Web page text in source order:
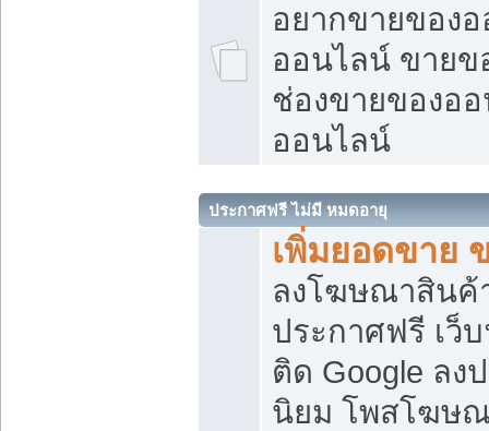
อยากขายของ
ออนไลน์ ขายข
ช่องขายของอ
ออนไลน์
ประกาศฟรี ไม่มี หมดอายุ
เพิ่มยอดขาย
ลงโฆษณาสิน
ประกาศฟรี เว็
ติด Google ลง
นิยม โพสโฆษ